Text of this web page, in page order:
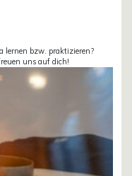
lernen bzw. praktizieren?
uns auf dich!